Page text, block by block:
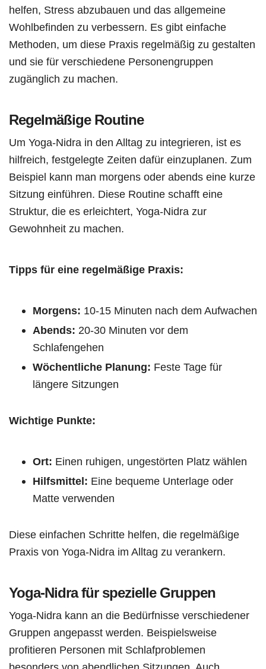
helfen, Stress abzubauen und das allgemeine
Wohlbefinden zu verbessern. Es gibt einfache
Methoden, um diese Praxis regelmäßig zu gestalten
und sie für verschiedene Personengruppen
zugänglich zu machen.
Regelmäßige Routine
Um Yoga-Nidra in den Alltag zu integrieren, ist es
hilfreich, festgelegte Zeiten dafür einzuplanen. Zum
Beispiel kann man morgens oder abends eine kurze
Sitzung einführen. Diese Routine schafft eine
Struktur, die es erleichtert, Yoga-Nidra zur
Gewohnheit zu machen.
Tipps für eine regelmäßige Praxis:
Morgens: 10-15 Minuten nach dem Aufwachen
Abends: 20-30 Minuten vor dem
Schlafengehen
Wöchentliche Planung: Feste Tage für
längere Sitzungen
Wichtige Punkte:
Ort: Einen ruhigen, ungestörten Platz wählen
Hilfsmittel: Eine bequeme Unterlage oder
Matte verwenden
Diese einfachen Schritte helfen, die regelmäßige
Praxis von Yoga-Nidra im Alltag zu verankern.
Yoga-Nidra für spezielle Gruppen
Yoga-Nidra kann an die Bedürfnisse verschiedener
Gruppen angepasst werden. Beispielsweise
profitieren Personen mit Schlafproblemen